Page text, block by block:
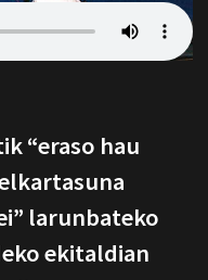
“eraso hau
larunbateko
ekitaldian